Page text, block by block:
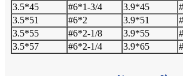
3.5*45 #6*1-3/4 3.9*45
3.5*51
#6*2 3.9*51
3.5*55
#6*2-1/8 3.9*55
3.5*57
#6*2-1/4 3.9*65